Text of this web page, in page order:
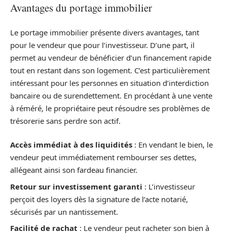
Avantages du portage immobilier
Le portage immobilier présente divers avantages, tant
pour le vendeur que pour l’investisseur. D’une part, il
permet au vendeur de bénéficier d’un financement rapide
tout en restant dans son logement. C’est particulièrement
intéressant pour les personnes en situation d’interdiction
bancaire ou de surendettement. En procédant à une vente
à réméré, le propriétaire peut résoudre ses problèmes de
trésorerie sans perdre son actif.
Accès immédiat à des liquidités : En vendant le bien, le
vendeur peut immédiatement rembourser ses dettes,
allégeant ainsi son fardeau financier.
Retour sur investissement garanti : L’investisseur
perçoit des loyers dès la signature de l’acte notarié,
sécurisés par un nantissement.
Facilité de rachat : Le vendeur peut racheter son bien à